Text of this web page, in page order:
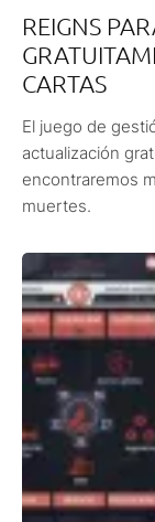
REIGNS
CARTAS
El juego de
actualización
encontraremos
muertes.